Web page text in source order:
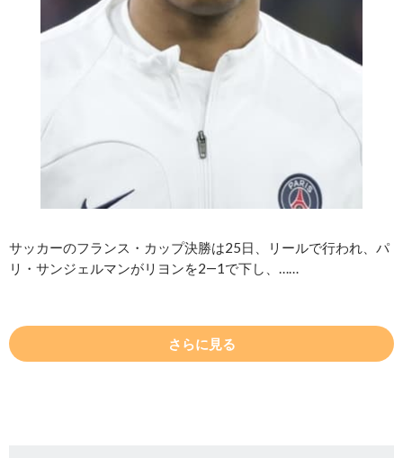
サッカーのフランス・カップ決勝は25日、リールで行われ、パ
リ・サンジェルマンがリヨンを2―1で下し、……
さらに見る